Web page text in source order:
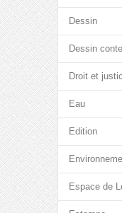
Dessin
Dessin
Droit et
Eau
Edition
Espace de